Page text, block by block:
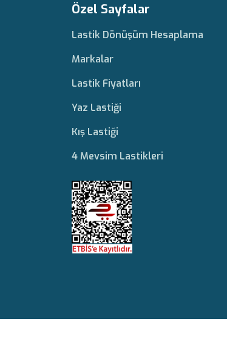
Özel Sayfalar
Lastik Dönüşüm Hesaplama
Markalar
Lastik Fiyatları
Yaz Lastiği
Kış Lastiği
4 Mevsim Lastikleri